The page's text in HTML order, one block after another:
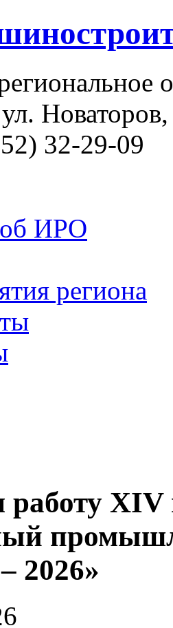
32-29-09
об ИРО
региона
работу
2026»